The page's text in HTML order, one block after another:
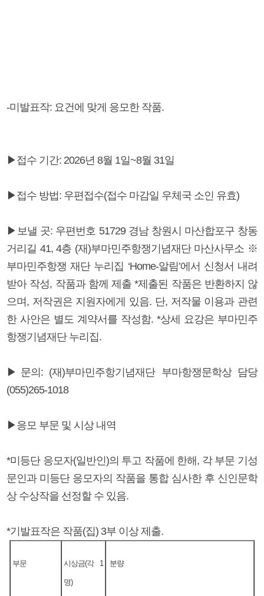
-미발표작: 요건에 맞게 응모한 작품.
▶접수 기간: 2026년 8월 1일~8월 31일
▶접수 방법: 우편접수(접수 마감일 우체국 소인 유효)
▶보낼 곳: 우편번호 51729 경남 창원시 마산합포구 창동
거리길 41, 4층 (재)부마민주항쟁기념재단 마산사무소 ※
부마민주항쟁 재단 누리집 ‘Home-알림’에서 신청서 내려
받아 작성, 작품과 함께 제출 *제출된 작품은 반환하지 않
으며, 저작권은 지원자에게 있음. 단, 저작물 이용과 관련
한 사안은 별도 계약서를 작성함. *상세 요강은 부마민주
항쟁기념재단 누리집.
▶문의: (재)부마민주항기념재단 부마항쟁문학상 담당
(055)265-1018
▶응모 부문 및 시상 내역
*미등단 응모자(일반인)의 투고 작품에 한해, 각 부문 기성
문인과 미등단 응모자의 작품을 통합 심사한 후 신인문학
상 수상작을 선정할 수 있음.
*기발표작은 작품(집) 3부 이상 제출.
부문 시상금(각 1
명)
분량